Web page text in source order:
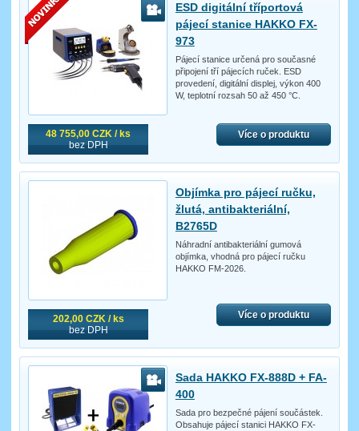
48 755,00 CZK / ks
bez DPH
ESD digitální tříportová
pájecí stanice HAKKO FX-
973
Pájecí stanice určená pro současné
připojení tří pájecích ruček. ESD
provedení, digitální displej, výkon 400
W, teplotní rozsah 50 až 450 °C.
Více o produktu
202,00 CZK / ks
bez DPH
Objímka pro pájecí ručku,
žlutá, antibakteriální,
B2765D
Náhradní antibakteriální gumová
objímka, vhodná pro pájecí ručku
HAKKO FM-2026.
Více o produktu
Sada HAKKO FX-888D + FA-
400
Sada pro bezpečné pájení součástek.
Obsahuje pájecí stanici HAKKO FX-